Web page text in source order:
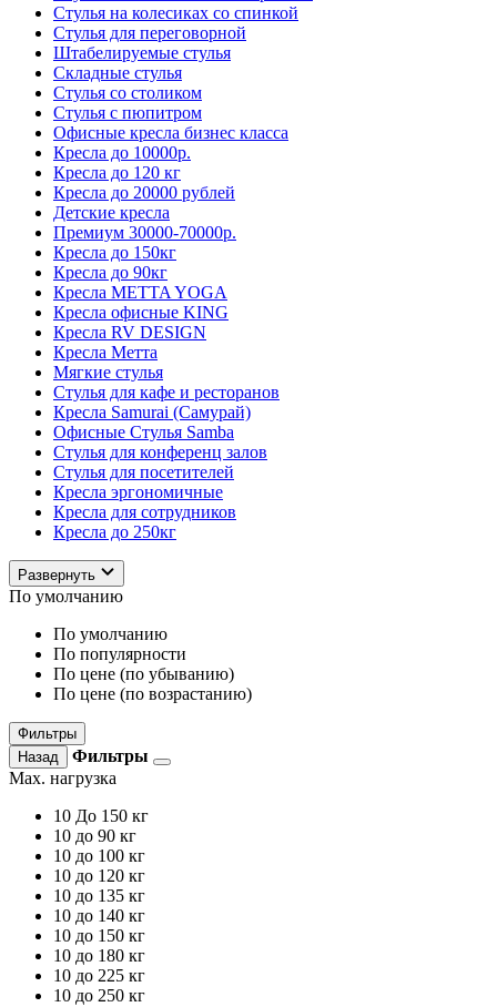
Стулья на колесиках со спинкой
Стулья для переговорной
Штабелируемые стулья
Складные стулья
Стулья со столиком
Стулья с пюпитром
Офисные кресла бизнес класса
Кресла до 10000р.
Кресла до 120 кг
Кресла до 20000 рублей
Детские кресла
Премиум 30000-70000р.
Кресла до 150кг
Кресла до 90кг
Кресла METTA YOGA
Кресла офисные KING
Кресла RV DESIGN
Кресла Метта
Мягкие стулья
Стулья для кафе и ресторанов
Кресла Samurai (Самурай)
Офисные Стулья Samba
Стулья для конференц залов
Стулья для посетителей
Кресла эргономичные
Кресла для сотрудников
Кресла до 250кг
Развернуть
По умолчанию
По умолчанию
По популярности
По цене (по убыванию)
По цене (по возрастанию)
Фильтры
Назад
Фильтры
Max. нагрузка
10 До 150 кг
10 до 90 кг
10 до 100 кг
10 до 120 кг
10 до 135 кг
10 до 140 кг
10 до 150 кг
10 до 180 кг
10 до 225 кг
10 до 250 кг